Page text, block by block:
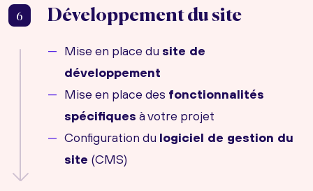
6 Développement du site
Mise en place du site de
développement
Mise en place des fonctionnalités
spécifiques à votre projet
Configuration du logiciel de gestion du
site (CMS)